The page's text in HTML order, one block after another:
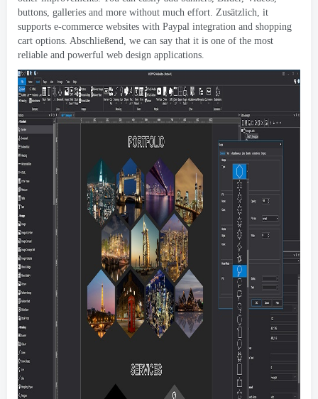
buttons, galleries and more without much effort. Zusätzlich, it
supports e-commerce websites with Paypal integration and shopping
cart options. Abschließend, we can say that it is one of the most
reliable and powerful web design applications.